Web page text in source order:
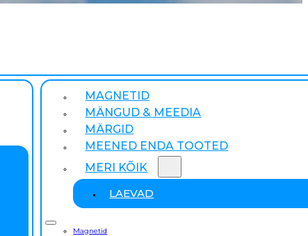
MAGNETID
MÄNGUD & MEEDIA
MÄRGID
MEENED ENDA TOOTED
MERI KÕIK
LAEVAD
Magnetid